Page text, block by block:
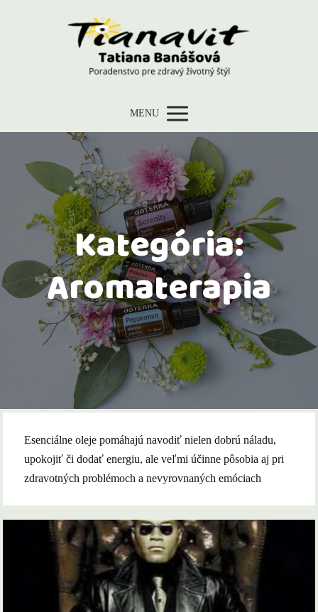
MENU
Kategória:
Aromaterapia
Esenciálne oleje pomáhajú navodiť nielen dobrú náladu,
upokojiť či dodať energiu, ale veľmi účinne pôsobia aj pri
zdravotných problémoch a nevyrovnaných emóciach